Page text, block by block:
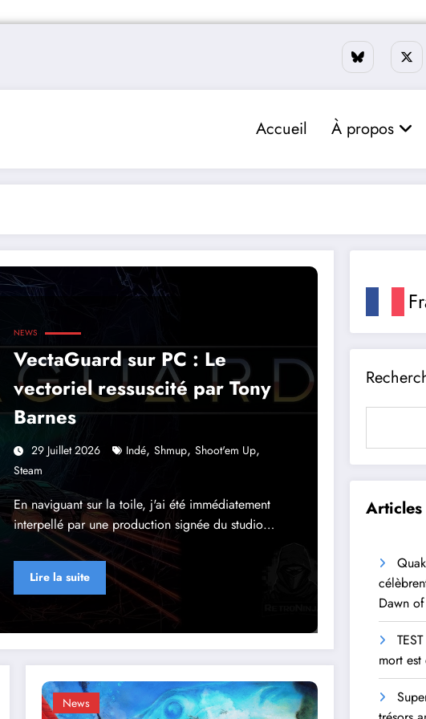
Accueil À propos
NEWS
VectaGuard sur PC : Le
vectoriel ressuscité par Tony
Barnes
29 Juillet 2026 Indé, Shmup, Shoot'em Up,
Steam
En naviguant sur la toile, j'ai été immédiatement
interpellé par une production signée du studio…
Lire la suite
News
Articles
Dawn
mort